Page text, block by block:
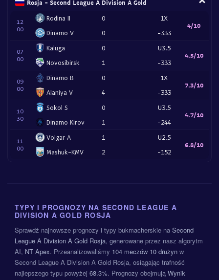
Rosja - Second League A Division A Gold
12
00
Rodina II
Dinamo V
0
0
1X
-333
4/10
07
00
Kaluga
Novosibirsk
0
1
U3.5
-333
4.5/10
09
00
Dinamo B
Alaniya V
0
4
1X
-333
7.3/10
10
30
Sokol S
Dinamo Kirov
0
1
U3.5
-244
4.7/10
11
00
Volgar A
Mashuk-KMV
1
2
U2.5
-152
6.8/10
TYPY I PROGNOZY NA SECOND LEAGUE A
DIVISION A GOLD ROSJA
Sprawdź najnowsze prognozy i typy bukmacherskie na Second
League A Division A Gold Rosja, generowane przez nasz algorytm
AI, NT Apex. Przeanalizowaliśmy 104 meczów 10 drużyn w
Second League A Division A Gold Rosja, osiągając trafność
najlepszego typu powyżej 68.3%. Prognozy obejmują Wynik